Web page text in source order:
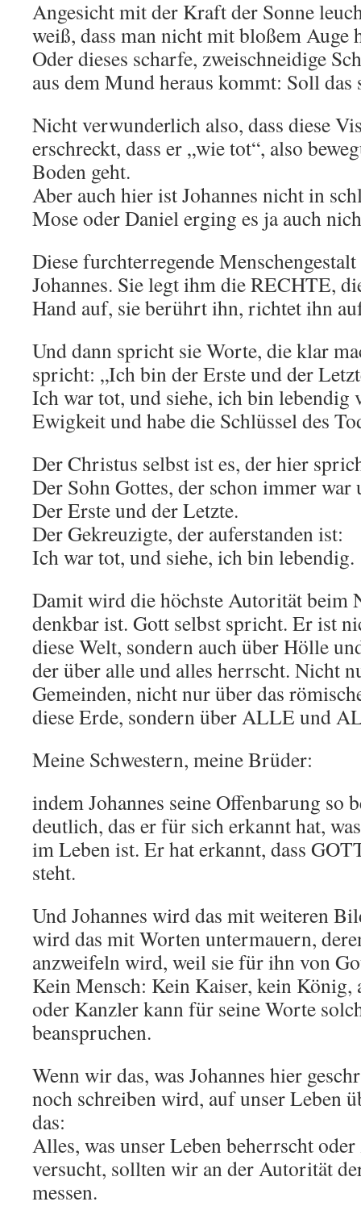
Angesicht mit der Kraft der Sonne
weiß, dass man nicht mit bloßem Auge
Oder dieses scharfe, zweischneidige
aus dem Mund heraus kommt: Soll das
Nicht verwunderlich also, dass diese
erschreckt, dass er „wie tot“, also
Boden geht.
Aber auch hier ist Johannes nicht in
Mose oder Daniel erging es ja auch
Diese furchterregende
Johannes. Sie legt ihm die RECHTE,
Hand auf, sie berührt ihn, richtet ihn
Und dann spricht sie Worte, die klar
spricht: „Ich bin der Erste und der
Ich war tot, und siehe, ich bin lebendig
Ewigkeit und habe die Schlüssel des
Der Christus selbst ist es, der hier
Der Sohn Gottes, der schon immer
Der Erste und der Letzte.
Der Gekreuzigte, der auferstanden ist:
Ich war tot, und siehe, ich bin lebendig.
Damit wird die höchste Autorität beim
denkbar ist. Gott selbst spricht. Er ist
diese Welt, sondern auch über Hölle
der über alle und alles herrscht. Nicht
Gemeinden, nicht nur über das
diese Erde, sondern über ALLE und
Meine Schwestern, meine Brüder:
indem Johannes seine Offenbarung so
deutlich, das er für sich erkannt hat,
im Leben ist. Er hat erkannt, dass
steht.
Und Johannes wird das mit weiteren
wird das mit Worten untermauern,
anzweifeln wird, weil sie für ihn von
Kein Mensch: Kein Kaiser, kein König,
oder Kanzler kann für seine Worte
beanspruchen.
Wenn wir das, was Johannes hier
noch schreiben wird, auf unser Leben
das:
Alles, was unser Leben beherrscht
versucht, sollten wir an der Autorität
messen.